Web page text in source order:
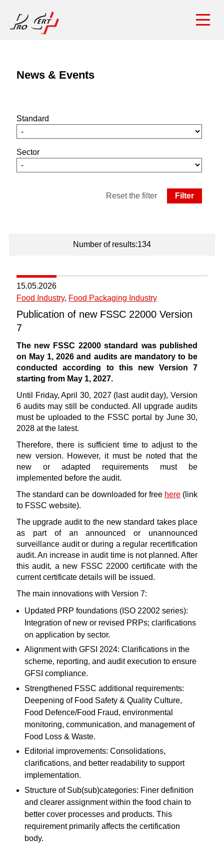
News & Events
Standard
Sector
Reset the filter
Number of results:134
15.05.2026
Food Industry, Food Packaging Industry
Publication of new FSSC 22000 Version
7
The new FSSC 22000 standard was published
on May 1, 2026 and audits are mandatory to be
conducted according to this new Version 7
starting from May 1, 2027.
Until Friday, April 30, 2027 (last audit day), Version
6 audits may still be conducted. All upgrade audits
must be uploaded to the FSSC portal by June 30,
2028 at the latest.
Therefore, there is sufficient time to adjust to the
new version. However, it must be noted that the
new or adapted requirements must be
implemented before the audit.
The standard can be downloaded for free here(link
to FSSC website).
The upgrade audit to the new standard takes place
as part of an announced or unannounced
surveillance audit or during a regular recertification
audit. An increase in audit time is not planned. After
this audit, a new FSSC 22000 certificate with the
current certificate details will be issued.
The main innovations with Version 7:
Updated PRP foundations (ISO 22002 series):
Integration of new or revised PRPs; clarifications
on application by sector.
Alignment with GFSI 2024: Clarifications in the
scheme, reporting, and audit execution to ensure
GFSI compliance.
Strengthened FSSC additional requirements:
Deepening of Food Safety & Quality Culture,
Food Defence/Food Fraud, environmental
monitoring, communication, and management of
Food Loss & Waste.
Editorial improvements: Consolidations,
clarifications, and better readability to support
implementation.
Structure of Sub(sub)categories: Finer definition
and clearer assignment within the food chain to
better cover processes and products. This
requirement primarily affects the certification
body.